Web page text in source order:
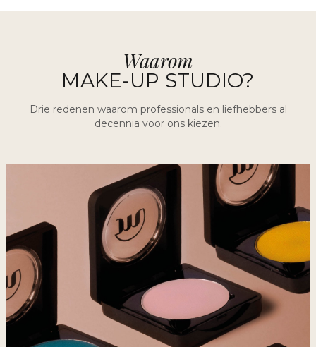
Waarom
MAKE-UP STUDIO?
Drie redenen waarom professionals en liefhebbers al
decennia voor ons kiezen.